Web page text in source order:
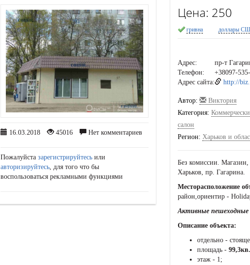
16.03.2018 45016 Нет комментариев
Пожалуйста зарегистрируйтесь или
авторизируйтесь , для того что бы
воспользоваться рекламными функциями
Цена: 250
гривна доллары
Адрес:
пр-т
Телефон:
+38097-
Адрес сайта:
http://
Автор: Виктория
Категория:
салон
Регион: Харьков и
Без комиссии. Магазин,
Харьков, пр. Гагарина.
Месторасположение
район,ориентир -
Активные
Описание объекта:
отдельно -
площадь -
этаж - 1;